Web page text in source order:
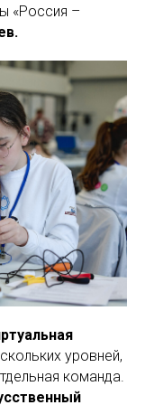
«Россия –
уровней,
команда.